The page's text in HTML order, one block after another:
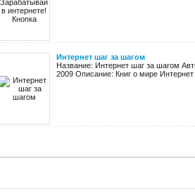
Интернет шаг за шагом
Название: Интернет шаг за шагом
2009 Описание: Книг о мире